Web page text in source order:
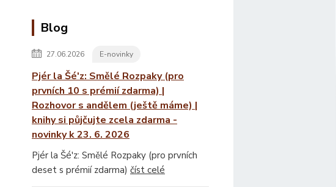
Blog
27.06.2026 E-novinky
Pjér la Šé'z: Smělé Rozpaky (pro
prvních 10 s prémií zdarma) |
Rozhovor s andělem (ještě máme) |
knihy si půjčujte zcela zdarma -
novinky k 23. 6. 2026
Pjér la Šé'z: Smělé Rozpaky (pro prvních
deset s prémií zdarma) číst celé